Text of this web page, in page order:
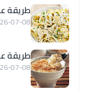
طريقة
07-08
طريقة
07-08